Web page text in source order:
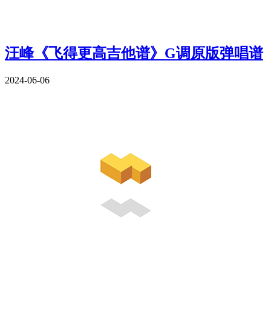
汪峰《飞得更高吉他谱》G调原版弹唱谱
2024-06-06